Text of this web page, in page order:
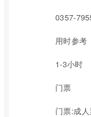
0357-
用时参考
1-3小时
门票
门票:成